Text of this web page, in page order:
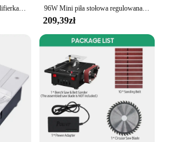
200W Mini piła stołowa i szlifierka taśmowa Piła tarczowa stołowa o zmiennej prędkości 30mm Głębokość cięcia DIY do drewna Plastik Kamień Metal Nóż 96W Mini piła stołowa regulowana wielofunkcyjna piła stołowa gospodarstwa domowego DIY maszyna do cięcia drewna stół tokarka narzędzie tnące
209,39zł